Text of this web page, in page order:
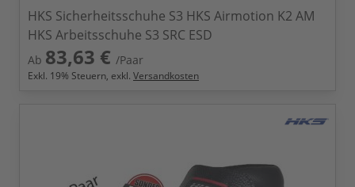
HKS Sicherheitsschuhe S3 HKS Airmotion K2 AM
HKS Arbeitsschuhe S3 SRC ESD
Ab 83,63 € /Paar
Exkl. 19% Steuern, exkl. Versandkosten